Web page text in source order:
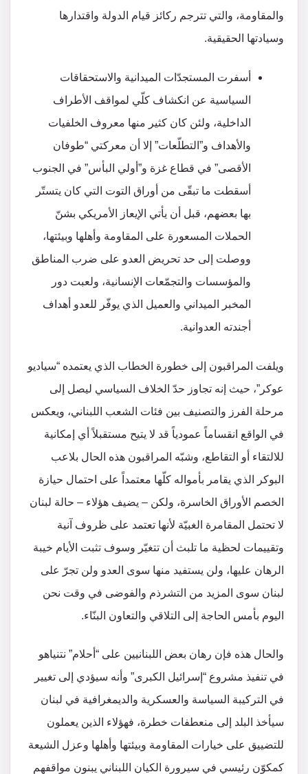
والمقاومة، والتي تترجم ركائز قيام الدولة واقتدارها
وسيادتها الحقيقية.
أسفرت المستجدّات الميدانية والاستحقاقات
السياسية عن انكشاف كلّي لمواقف الأطراف
الداخلية، ولئن كان كثير منها معروف الخلفيات
والأهداف و”التطلّعات” إلا أن معركتي “طوفان
الأقصى” في قطاع غزة و”أولي البأس” في الجنوب
أسقطت ما تبقّى من أوراق التوت التي كان يتستّر
بها بعضهم، قبل أن يأتي الإيعاز الأمريكي بشنّ
الحملات المسعورة على المقاومة وأهلها وبيئتها،
ووصلت إلى حد تحريض العدو على ضرب المناطق
والمؤسسات والتجمّعات الإنسانية، ولعبت دور
المخبر الميداني والعميل الذي يوفّر للعدو أهداف
أجندته العدوانية.
ويلفت المراقبون إلى خطورة الخطاب الذي يعتمده “سياديو
عوكر”، حيث إنه تجاوز حدّ الخلاف السياسي ليصل إلى
مرحلة الفرز والتصنيف بين فئات الشعب اللبناني، ويعكس
في الواقع انقساماً عمودياً قد لا يتيح مستقبلاً أي إمكانية
للالتقاء أو التقاطع، وشبّه المراقبون هذه الحال بلاعب
البوكر الذي يقامر بأمواله كلّها معتمداً على احتمال حيازة
الخصم الأوراق الخاسرة، ولكن – يضيف هؤلاء – حالة لبنان
لا تحتمل المقامرة الغبيّة لأنها تعتمد على ظروف آنية
وتقييمات لحظية ما تلبث أن تتغيّر وسوف تثبت الأيام خيبة
الرهان عليها، ولن يستفيد منها سوى العدو ولن تجرّ على
لبنان سوى المزيد من التشرذم والفوضى في وقت نحن
اليوم بأمس الحاجة إلى التلاقي والتعاون البنّاء.
والحال هذه فإن رهان بعض اللبنانيين على “أحلام” نتنياهو
في تنفيذ مشروع “إسرائيل الكبرى” وأنه سيؤدي إلى تغيير
في التركيبة السياسة والعسكرية والديمغرافية في لبنان
سيأخذ البلد إلى منعطفات خطرة، فهؤلاء الذين يعملون
للتضييق على خيارات المقاومة وبيئتها وأهلها وعزل الشيعة
كمكوّن رئيسي في سيرورة الكيان اللبناني يبنون مواقفهم